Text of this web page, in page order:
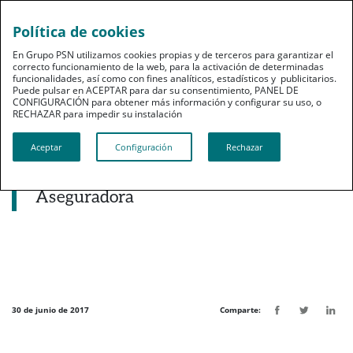
Noticias destacadas
La web de PSN encabeza el ranking de
Aseguradora
30 de junio de 2017 Comparte:
Política de cookies
En Grupo PSN utilizamos cookies propias y de terceros para garantizar el
correcto funcionamiento de la web, para la activación de determinadas
funcionalidades, así como con fines analíticos, estadísticos y publicitarios.
Puede pulsar en ACEPTAR para dar su consentimiento, PANEL DE
CONFIGURACIÓN para obtener más información y configurar su uso, o
RECHAZAR para impedir su instalación​​​​​​​
Aceptar Configuración Rechazar